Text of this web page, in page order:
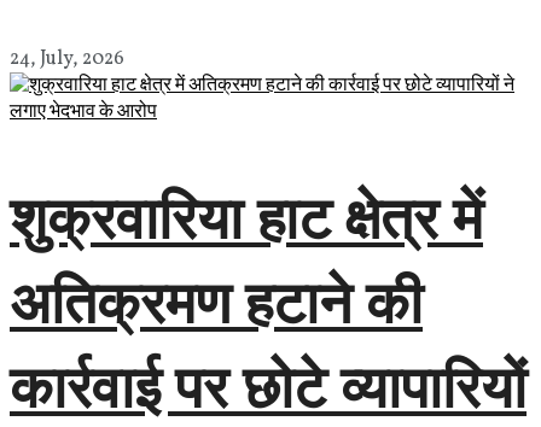
24, July, 2026
शुक्रवारिया हाट क्षेत्र में
अतिक्रमण हटाने की
कार्रवाई पर छोटे व्यापारियों